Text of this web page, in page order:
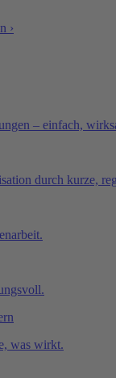
›
– einfach,
durch kurze,
was wirkt.